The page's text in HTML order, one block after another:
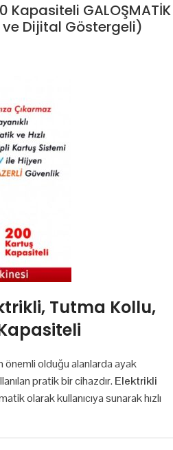
GALOŞMATİK
ve Dijital Göstergeli)
Tutma Kollu,
önemli olduğu alanlarda ayak
pratik bir cihazdır. Elektrikli
olarak kullanıcıya sunarak hızlı